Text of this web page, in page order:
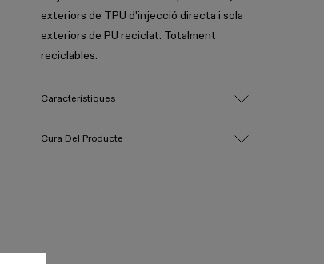
exteriors de TPU d'injecció directa i sola
exteriors de PU reciclat. Totalment
reciclables.
Característiques
Plantilla extraïble de PU
Cura Del Producte